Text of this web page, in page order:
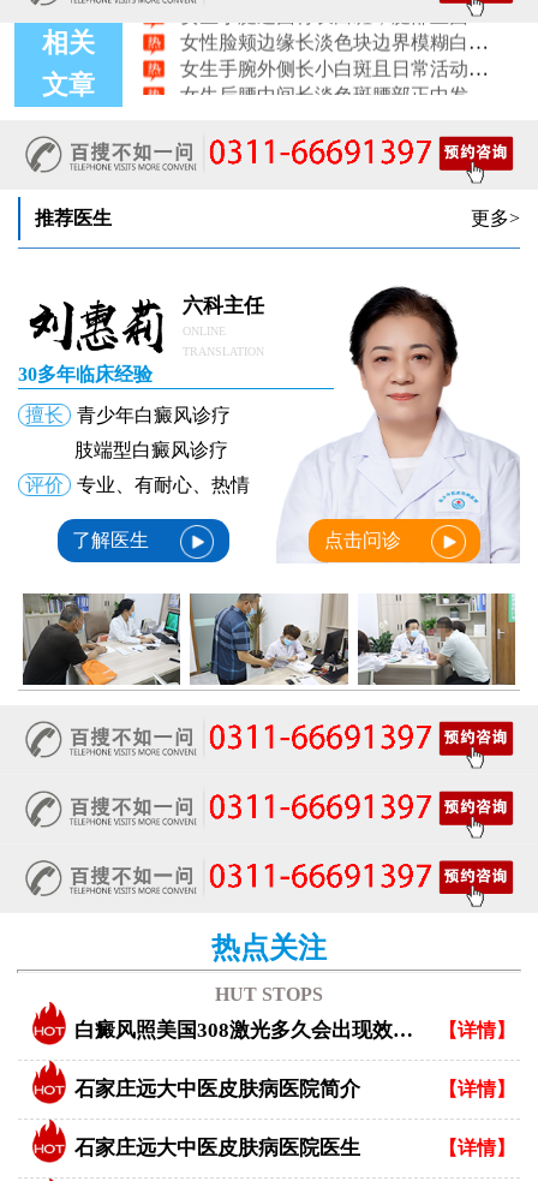
相关
文章
女性脸颊边缘长淡色块边界模糊白斑是怎么回事
女生手腕外侧长小白斑且日常活动发白，警惕白癜风信号
女生后腰中间长淡色斑腰部正中发白要紧吗
女性前臂浅色斑块日晒后白斑会更明显吗
女生脚趾甲旁长白点甲周皮肤变白怎么了
推荐医生 更多>
六科主任
ONLINE
TRANSLATION
30多年临床经验
擅长
青少年白癜风诊疗
肢端型白癜风诊疗
评价
专业、有耐心、热情
了解医生 点击问诊
热点关注
HUT STOPS
白癜风照美国308激光多久会出现效果？ 【详情】
石家庄远大中医皮肤病医院简介 【详情】
石家庄远大中医皮肤病医院医生 【详情】